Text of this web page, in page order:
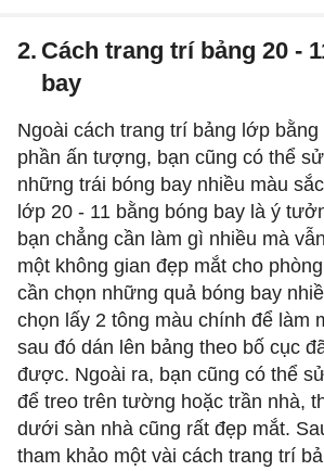
Cách trang trí bảng 20 -
bay
2.
Ngoài cách trang trí bảng lớp bằng
phần ấn tượng, bạn cũng có thể
những trái bóng bay nhiều màu
lớp 20 - 11 bằng bóng bay là ý
bạn chẳng cần làm gì nhiều mà
một không gian đẹp mắt cho
cần chọn những quả bóng bay
chọn lấy 2 tông màu chính để làm
sau đó dán lên bảng theo bố cục
được. Ngoài ra, bạn cũng có thể
để treo trên tường hoặc trần nhà,
dưới sàn nhà cũng rất đẹp mắt.
tham khảo một vài cách trang trí